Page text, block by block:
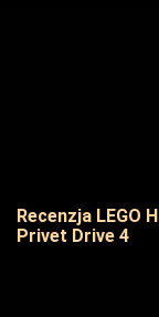
Recenzja LEGO
Privet Drive 4